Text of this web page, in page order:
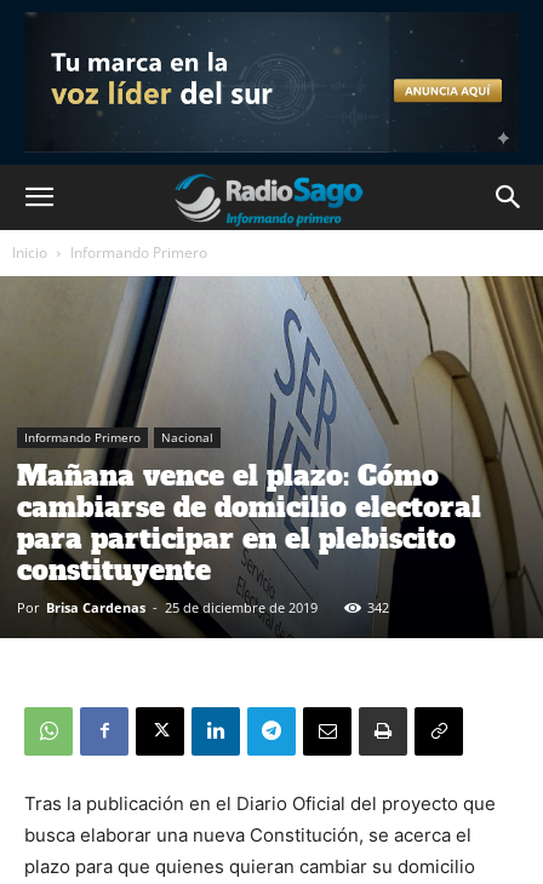
Inicio Informando Primero
Informando Primero Nacional
Mañana vence el plazo: Cómo
cambiarse de domicilio electoral
para participar en el plebiscito
constituyente
Por Brisa Cardenas - 25 de diciembre de 2019 342
Tras la publicación en el Diario Oficial del proyecto que
busca elaborar una nueva Constitución, se acerca el
plazo para que quienes quieran cambiar su domicilio